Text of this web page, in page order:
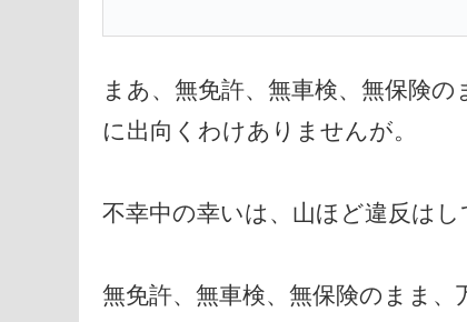
まあ、無免許、無車検、無保険
に出向くわけありませんが。
不幸中の幸いは、山ほど違反は
無免許、無車検、無保険のまま、